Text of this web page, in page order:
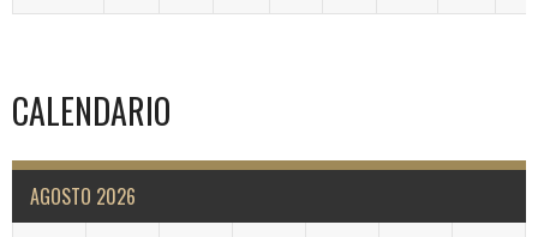
CALENDARIO
AGOSTO 2026